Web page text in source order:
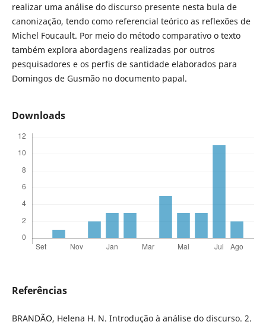
realizar uma análise do discurso presente nesta bula de
canonização, tendo como referencial teórico as reflexões de
Michel Foucault. Por meio do método comparativo o texto
também explora abordagens realizadas por outros
pesquisadores e os perfis de santidade elaborados para
Domingos de Gusmão no documento papal.
Downloads
Referências
BRANDÃO, Helena H. N. Introdução à análise do discurso. 2.